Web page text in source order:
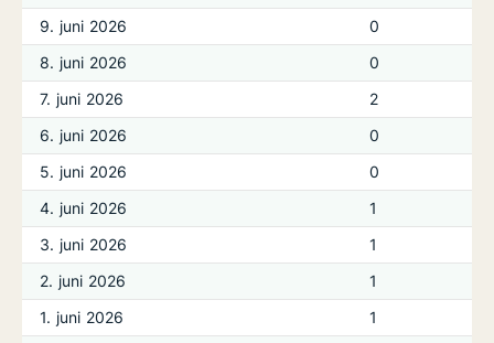
9. juni 2026
0
8. juni 2026
0
7. juni 2026
2
6. juni 2026
0
5. juni 2026
0
4. juni 2026
1
3. juni 2026
1
2. juni 2026
1
1. juni 2026
1